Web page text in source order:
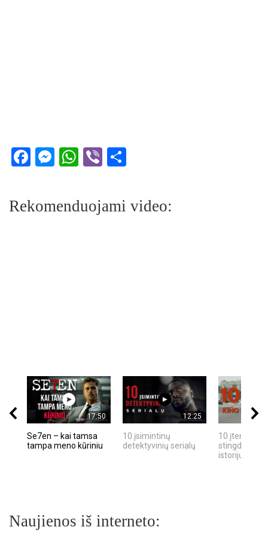
Facebook
Messenger
WhatsApp
Viber
Rekomenduojami video:
17:50
Se7en – kai tamsa
tampa meno kūriniu
12:25
10 įsimintinų
detektyvinių serialų
10 įtemptų,
stingdančių
istorijų
Naujienos iš interneto: